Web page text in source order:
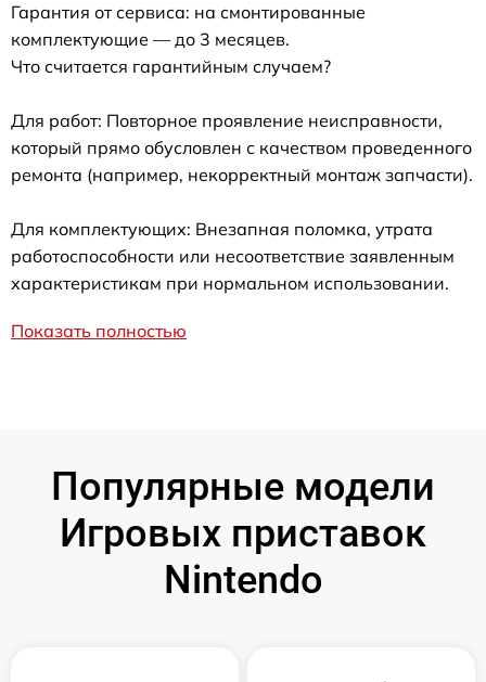
Гарантия от сервиса: на смонтированные
комплектующие — до 3 месяцев.
Что считается гарантийным случаем?
Для работ: Повторное проявление неисправности,
который прямо обусловлен с качеством проведенного
ремонта (например, некорректный монтаж запчасти).
Для комплектующих: Внезапная поломка, утрата
работоспособности или несоответствие заявленным
характеристикам при нормальном использовании.
Показать полностью
Популярные модели
Игровых приставок
Nintendo